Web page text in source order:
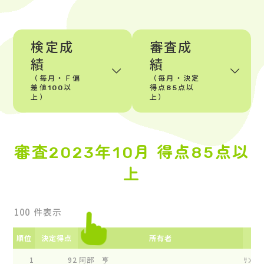
検定成
績
（毎月・Ｆ偏
差値100以
上）
審査成
績
（毎月・決定
得点85点以
上）
審査2023年10月 得点85点以
上
件表示
順位 決定得点 所有者
1 92 阿部 亨 ｻﾝﾗｲ